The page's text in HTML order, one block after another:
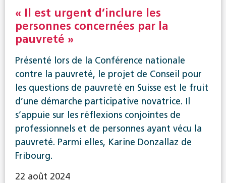
« Il est urgent d’inclure les
personnes concernées par la
pauvreté »
Présenté lors de la Conférence nationale
contre la pauvreté, le projet de Conseil pour
les questions de pauvreté en Suisse est le fruit
d’une démarche participative novatrice. Il
s’appuie sur les réflexions conjointes de
professionnels et de personnes ayant vécu la
pauvreté. Parmi elles, Karine Donzallaz de
Fribourg.
22 août 2024